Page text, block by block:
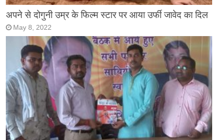
अपने से दोगुनी उम्र के फिल्म स्टार पर आया उर्फी जावेद का दिल
May 8, 2022